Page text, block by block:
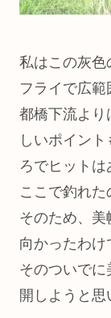
私はこの灰色
フライで広範
都橋下流より
しいポイン
ろでヒットは
ここで釣れた
そのため、美
向かったわけ
そのついで
開しようと思